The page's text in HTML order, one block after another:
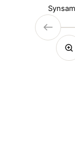
Synsam